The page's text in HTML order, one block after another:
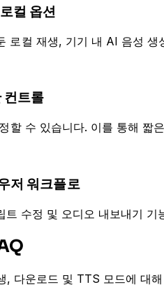
컬 옵션
로컬 재생, 기기 내 AI 음성
컨트롤
할 수 있습니다. 이를 통해
저 워크플로
수정 및 오디오 내보내기
다운로드 및 TTS 모드에 대